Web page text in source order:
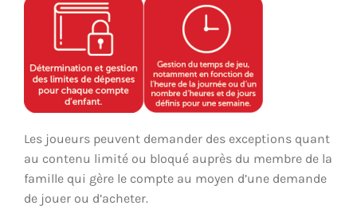
Les joueurs peuvent demander des exceptions quant
au contenu limité ou bloqué auprès du membre de la
famille qui gère le compte au moyen d’une demande
de jouer ou d’acheter.